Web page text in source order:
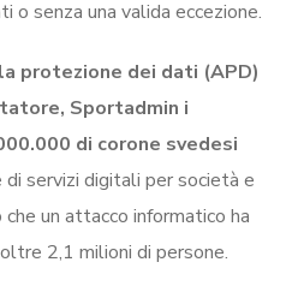
o senza una valida eccezione.
protezione dei dati (APD)
Sportadmin i
di corone svedesi
di servizi digitali per società e
un attacco informatico ha
2,1 milioni di persone.